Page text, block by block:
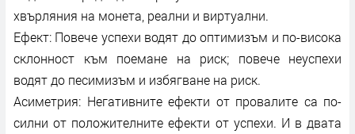
хвърляния на монета, реални и виртуални.
Ефект: Повече успехи водят до оптимизъм и по-висока
склонност към поемане на риск; повече неуспехи
водят до песимизъм и избягване на риск.
Асиметрия: Негативните ефекти от провалите са по-
силни от положителните ефекти от успехи. И в двата